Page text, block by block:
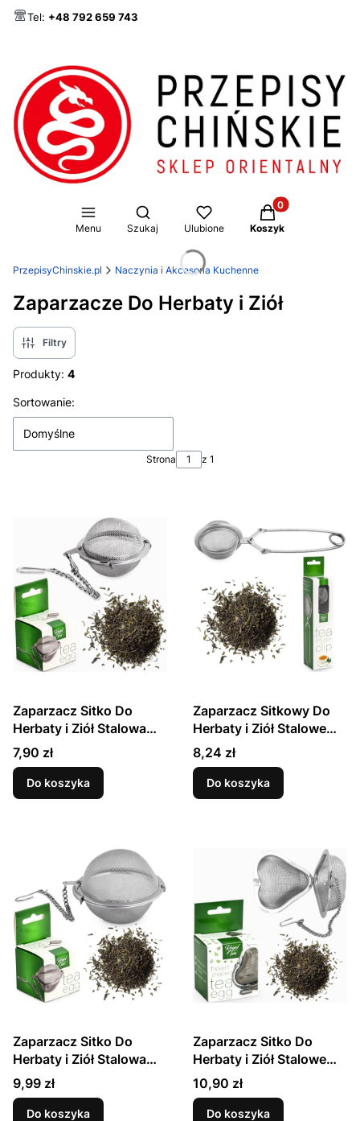
Tel: +48 792 659 743
Menu
Otwórz wyszukiwarkę
Szukaj Ulubione
Produkty w
Koszyk
PrzepisyChinskie.pl Naczynia i Akcesoria Kuchenne
Zaparzacze Do Herbaty i Ziół
Filtry
Produkty: 4
Lista produktów
Sortowanie:
Domyślne
Strona z 1
Zaparzacz Sitko Do
Herbaty i Ziół Stalowa
Kula 4,5cm z
Łańcuszkiem ROYAL
TEA
Cena
7,90 zł
Do koszyka
Zaparzacz Sitkowy Do
Herbaty i Ziół Stalowe
Szczypce ROYAL TEA
Cena
8,24 zł
Do koszyka
Zaparzacz Sitko Do
Herbaty i Ziół Stalowa
Kula 6,5cm z
Łańcuszkiem ROYAL
TEA
Cena
9,99 zł
Do koszyka
Zaparzacz Sitko Do
Herbaty i Ziół Stalowe
Serce z Łańcuszkiem
ROYAL TEA
Cena
10,90 zł
Do koszyka